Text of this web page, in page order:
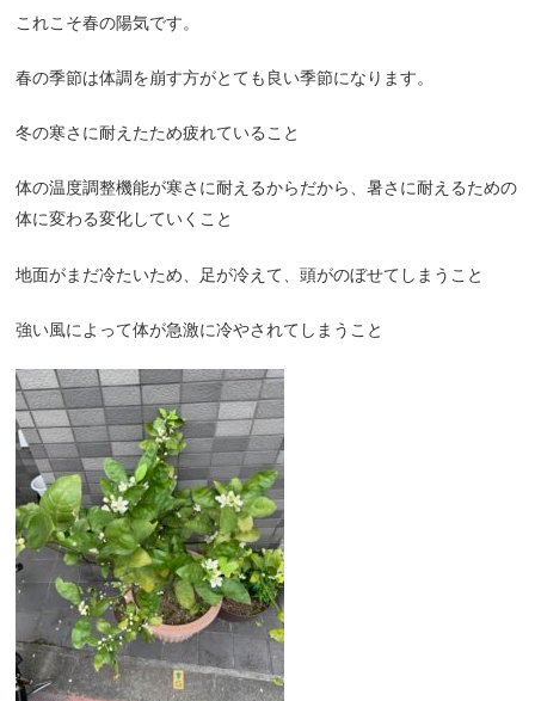
これこそ春の陽気です。
春の季節は体調を崩す方がとても良い季節になります。
冬の寒さに耐えたため疲れていること
体の温度調整機能が寒さに耐えるからだから、暑さに耐えるための
体に変わる変化していくこと
地面がまだ冷たいため、足が冷えて、頭がのぼせてしまうこと
強い風によって体が急激に冷やされてしまうこと